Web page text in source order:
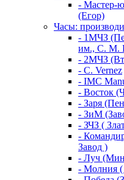
- Мастер-
(Егор)
Часы:
- 1МЧЗ
им., С. М.
- 2МЧЗ
- C. Vernez
- IMC
- Восток
- Заря
- ЗиМ
- ЗЧЗ (
-
Завод )
- Луч
- Молния (